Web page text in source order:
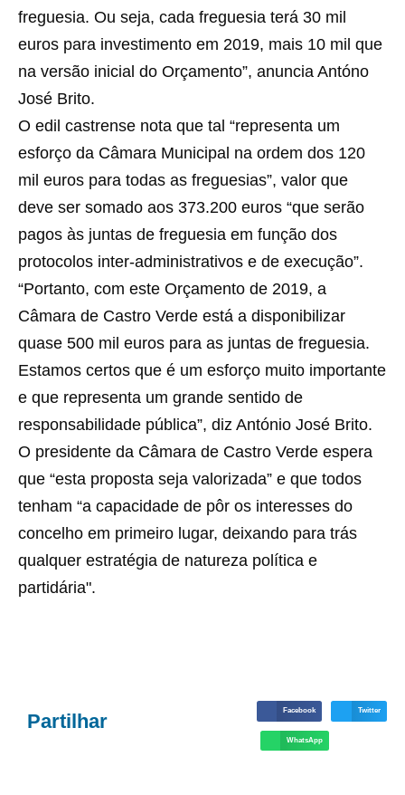
freguesia. Ou seja, cada freguesia terá 30 mil
euros para investimento em 2019, mais 10 mil que
na versão inicial do Orçamento”, anuncia Antóno
José Brito.
O edil castrense nota que tal “representa um
esforço da Câmara Municipal na ordem dos 120
mil euros para todas as freguesias”, valor que
deve ser somado aos 373.200 euros “que serão
pagos às juntas de freguesia em função dos
protocolos inter-administrativos e de execução”.
“Portanto, com este Orçamento de 2019, a
Câmara de Castro Verde está a disponibilizar
quase 500 mil euros para as juntas de freguesia.
Estamos certos que é um esforço muito importante
e que representa um grande sentido de
responsabilidade pública”, diz António José Brito.
O presidente da Câmara de Castro Verde espera
que “esta proposta seja valorizada” e que todos
tenham “a capacidade de pôr os interesses do
concelho em primeiro lugar, deixando para trás
qualquer estratégia de natureza política e
partidária".
Partilhar Facebook Twitter
WhatsApp